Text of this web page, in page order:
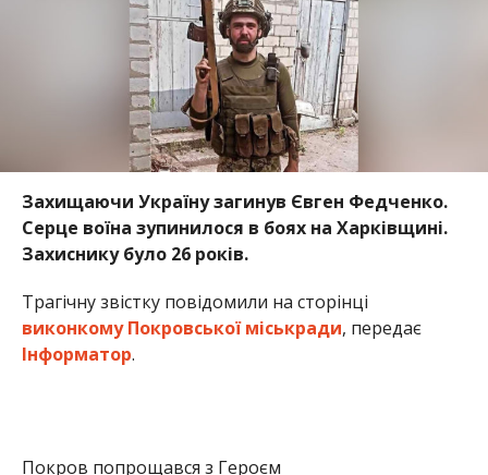
Захищаючи Україну загинув Євген Федченко.
Серце воїна зупинилося в боях на Харківщині.
Захиснику було 26 років.
Трагічну звістку повідомили на сторінці
виконкому Покровської міськради, передає
Інформатор.
Покров попрощався з Героєм